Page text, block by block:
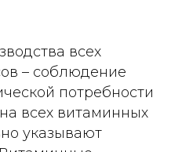
всех
– соблюдение
потребности
всех витаминных
указывают